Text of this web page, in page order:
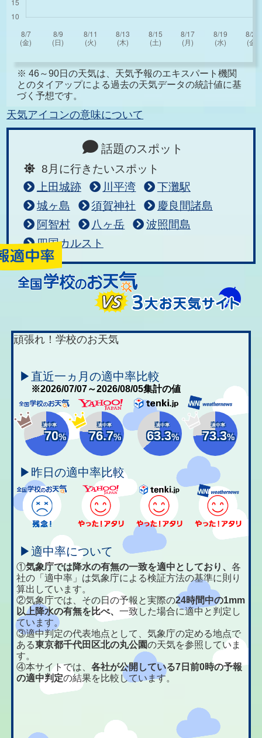
※ 46～90日の天気は、天気予報のエキスパート機関
とのタイアップによる過去の天気データの統計値に基
づく予想です。
天気アイコンの意味について
話題のスポット
8月に行きたいスポット
上田城跡
川平湾
下灘駅
城ヶ島
須賀神社
慶良間諸島
阿智村
八ヶ岳
波照間島
四国カルスト
頑張れ！学校のお天気
▶直近一ヵ月の適中率比較
※2026/07/07～2026/08/05集計の値
適中率
70%
適中率
76.7%
適中率
63.3%
適中率
73.3%
▶昨日の適中率比較
▶適中率について
①気象庁では降水の有無の一致を適中としており、各
社の「適中率」は気象庁による検証方法の基準に則り
算出しています。
②気象庁では、その日の予報と実際の24時間中の1mm
以上降水の有無を比べ、一致した場合に適中と判定し
ています。
③適中判定の代表地点として、気象庁の定める地点で
ある東京都千代田区北の丸公園の天気を参照していま
す。
④本サイトでは、各社が公開している7日前0時の予報
の適中判定の結果を比較しています。